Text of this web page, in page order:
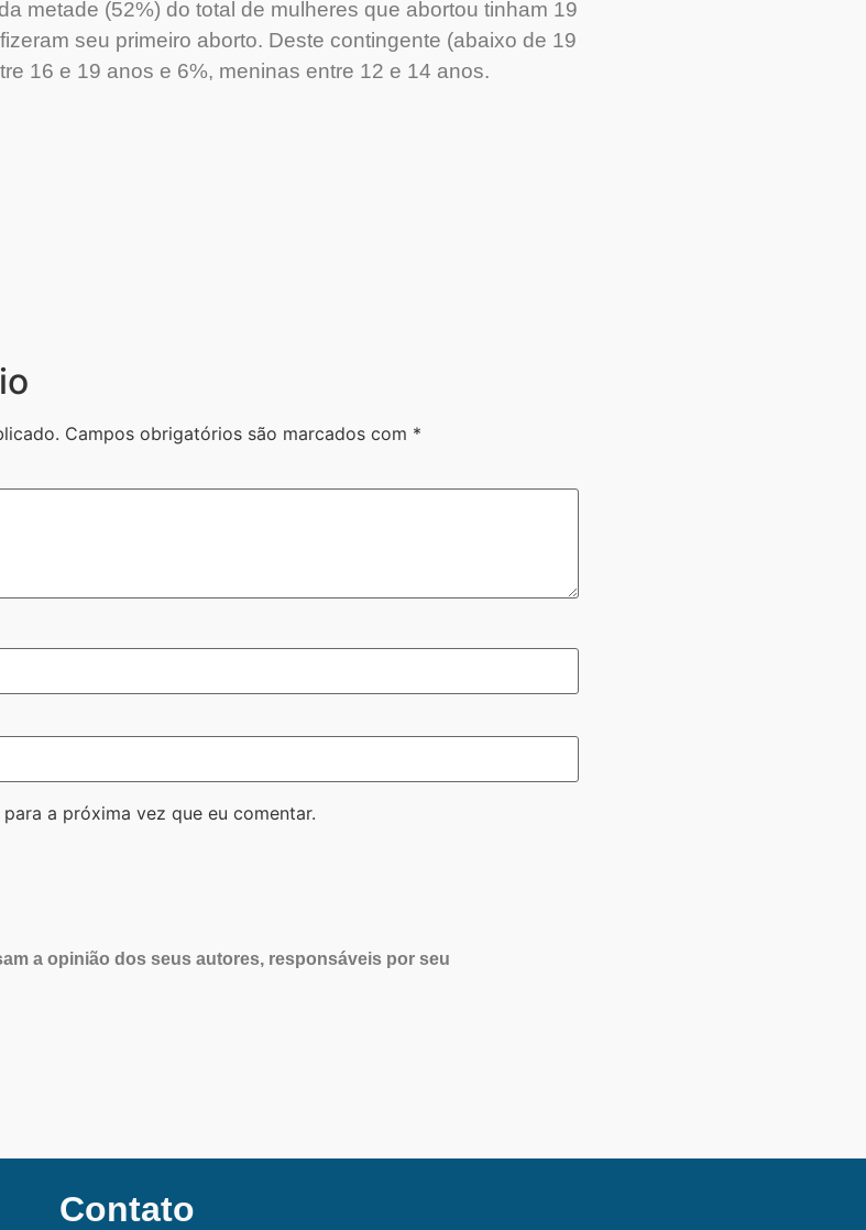
metade (52%) do total de mulheres que abortou tinham 19
seu primeiro aborto. Deste contingente (abaixo de 19
16 e 19 anos e 6%, meninas entre 12 e 14 anos.
Campos obrigatórios são marcados com *
a próxima vez que eu comentar.
a opinião dos seus autores, responsáveis por seu
Contato